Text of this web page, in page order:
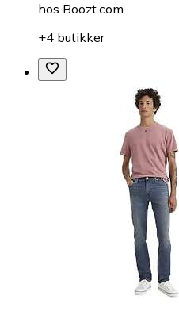
hos Boozt.com
+4 butikker